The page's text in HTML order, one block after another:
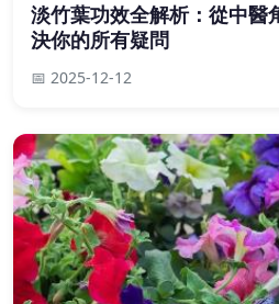
淡竹葉功效全解析：從中醫
決你的所有疑問
📅 2025-12-12